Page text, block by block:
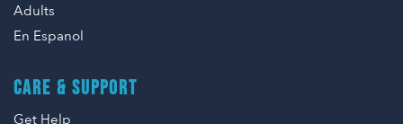
Adults
En Espanol
CARE & SUPPORT
Get Help